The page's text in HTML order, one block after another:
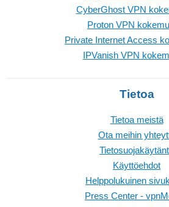
CyberGhost VPN
Proton VPN
Private Internet Access
IPVanish VPN
Tietoa
Tietoa meistä
Ota meihin
Käyttöehdot
Helppolukuinen
Press Center -